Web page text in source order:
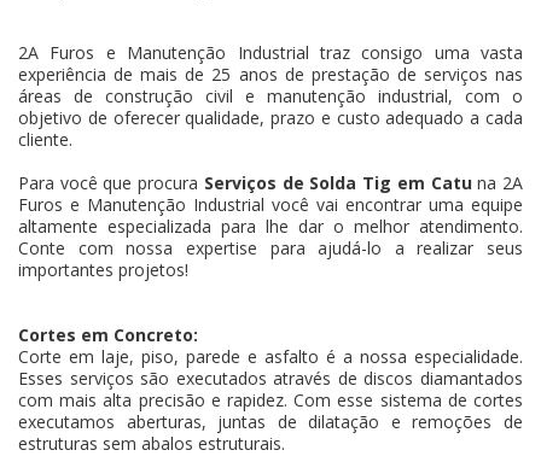
2A Furos e Manutenção Industrial traz consigo uma vasta
experiência de mais de 25 anos de prestação de serviços nas
áreas de construção civil e manutenção industrial, com o
objetivo de oferecer qualidade, prazo e custo adequado a cada
cliente.
Para você que procura Serviços de Solda Tig em Catuna 2A
Furos e Manutenção Industrial você vai encontrar uma equipe
altamente especializada para lhe dar o melhor atendimento.
Conte com nossa expertise para ajudá-lo a realizar seus
importantes projetos!
Cortes em Concreto:
Corte em laje, piso, parede e asfalto é a nossa especialidade.
Esses serviços são executados através de discos diamantados
com mais alta precisão e rapidez. Com esse sistema de cortes
executamos aberturas, juntas de dilatação e remoções de
estruturas sem abalos estruturais.